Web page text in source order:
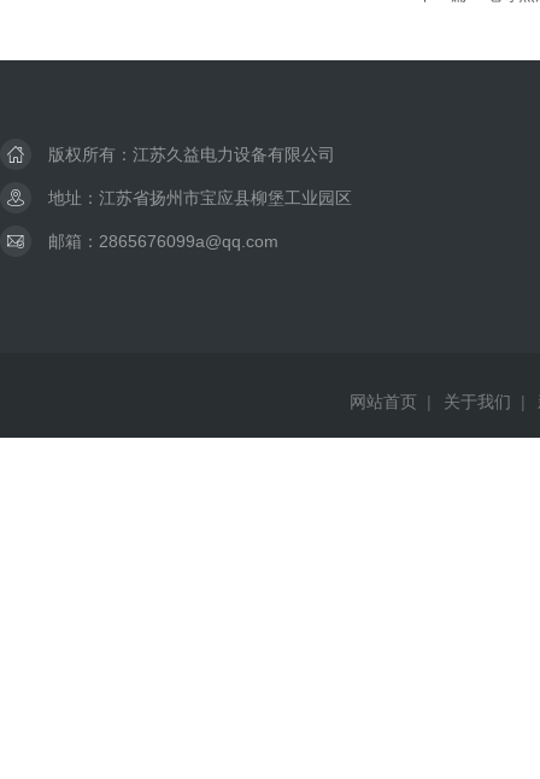
版权所有：江苏久益电力设备有限公司
地址：江苏省扬州市宝应县柳堡工业园区
邮箱：2865676099a@qq.com
网站首页 | 关于我们 |